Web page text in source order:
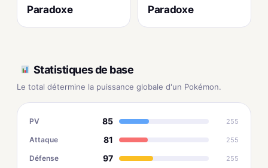
Paradoxe Paradoxe
Statistiques de base
Le total détermine la puissance globale d'un Pokémon.
PV 85 255
Attaque 81 255
Défense 97 255